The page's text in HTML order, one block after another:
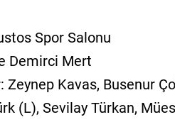
Spor Salonu
Demirci Mert
Kavas, Busenur
(L), Sevilay Türkan,